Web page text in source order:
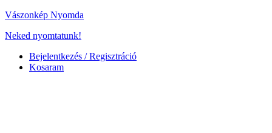
Vászonkép Nyomda
Neked nyomtatunk!
Bejelentkezés / Regisztráció
Kosaram